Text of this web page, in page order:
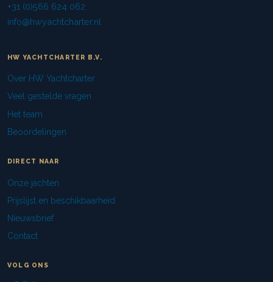
+31 (0)566 624 062
info@hwyachtcharter.nl
HW YACHTCHARTER B.V.
Over HW Yachtcharter
Veel gestelde vragen
Het team
Beoordelingen
DIRECT NAAR
Onze jachten
Prijslijst en beschikbaarheid
Nieuwsbrief
Contact
VOLG ONS